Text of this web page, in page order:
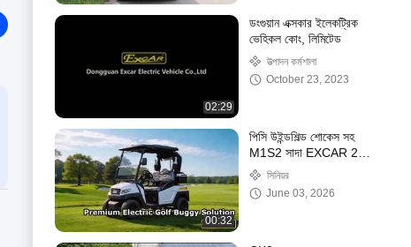
02:29
ডংগুয়ান এক্সকার ইলেকট্রিক
ভেহিকল কোং, লিমিটেড
উত্পাদন কর্মশালা
October 23, 2023
00:32
পিসি উইন্ডশিল্ড শোকেস সহ
M1S2 সাদা EXCAR 2
সিটারের ছোট বৈদ্যুতিক বগি গলফ
কার্ট
সিনিয়র
June 03, 2026